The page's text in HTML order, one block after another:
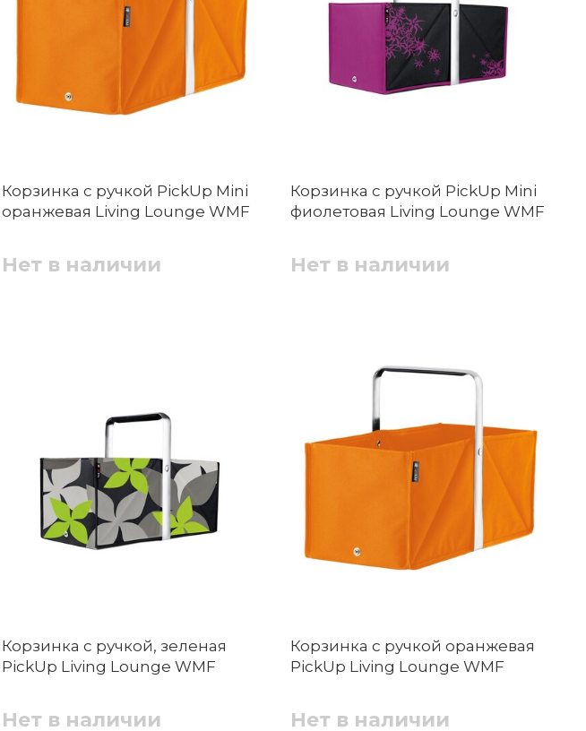
Корзинка с ручкой PickUp Mini
оранжевая Living Lounge WMF
Нет в наличии
Корзинка с ручкой PickUp Mini
фиолетовая Living Lounge WMF
Нет в наличии
Корзинка с ручкой, зеленая
PickUp Living Lounge WMF
Нет в наличии
Корзинка с ручкой оранжевая
PickUp Living Lounge WMF
Нет в наличии